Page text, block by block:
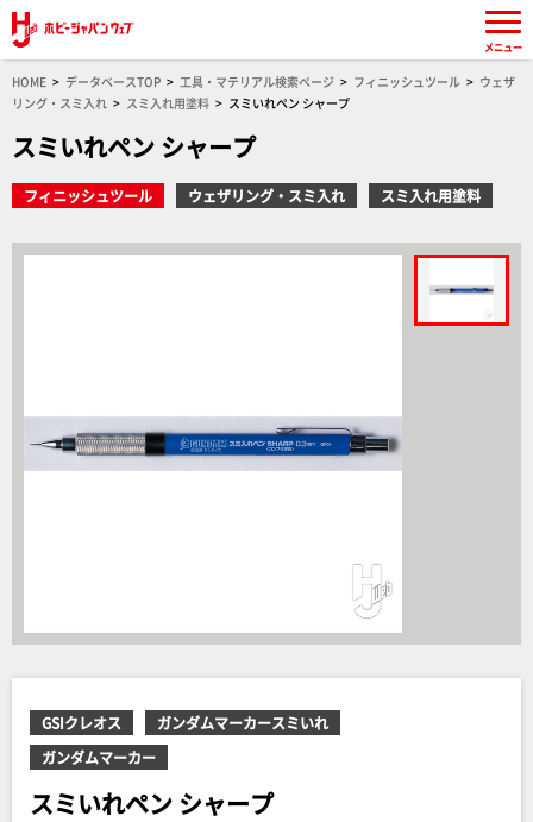
HOME データベースTOP 工具・マテリアル検索ページ フィニッシュツール
ウェザ
リング・スミ入れ
スミ入れ用塗料 スミいれペン シャープ
スミいれペン シャープ
フィニッシュツール ウェザリング・スミ入れ スミ入れ用塗料
GSIクレオス
ガンダムマーカースミいれ
ガンダムマーカー
スミいれペン シャープ
メニュー